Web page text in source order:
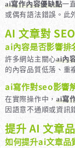
ai寫作內容優缺點一
或偶有語法錯誤。此
AI 文章對
ai內容是否影響排
許多網站主關心ai內
的內容品質低落、重
ai寫作對seo影響
在實際操作中， ai寫
因語意不通順或資訊
提升 AI 文章
如何提升ai文章品